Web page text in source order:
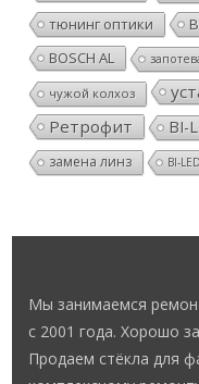
тюнинг оптики
BOSCH AL
чужой колхоз
Ретрофит BI-
замена линз BI-
Мы занимаемся
с 2001 года. Хорошо
Продаем стёкла для